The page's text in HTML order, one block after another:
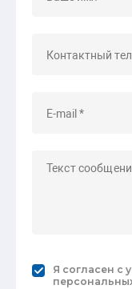
Я согласен с